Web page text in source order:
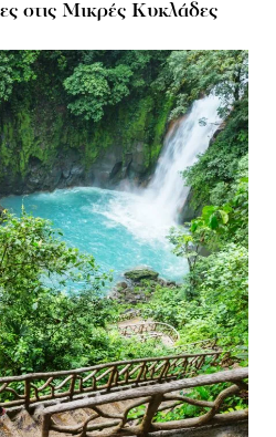
στις Μικρές Κυκλάδες